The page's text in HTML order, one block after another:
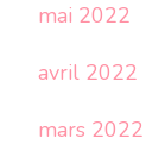
mai 2022
avril 2022
mars 2022